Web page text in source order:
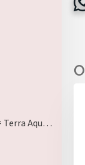
General Hydroponics = Terra Aquatica